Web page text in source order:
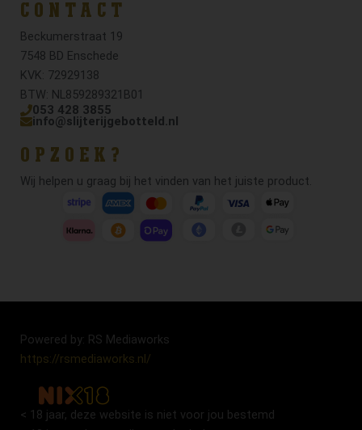
CONTACT
Beckumerstraat 19
7548 BD Enschede
KVK: 72929138
BTW: NL859289321B01
053 428 3855
info@slijterijgebotteld.nl
OPZOEK?
Wij helpen u graag bij het vinden van het juiste product.
Powered by: RS Mediaworks
https://rsmediaworks.nl/
< 18 jaar, deze website is niet voor jou bestemd